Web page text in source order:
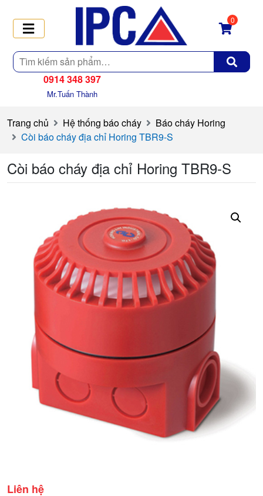
Tìm
kiếm
0
0914 348 397
Mr.Tuấn Thành
Trang chủ Hệ thống báo cháy
Báo cháy Horing
Còi báo cháy địa chỉ Horing TBR9-S
Còi báo cháy địa chỉ Horing TBR9-S
Liên hệ